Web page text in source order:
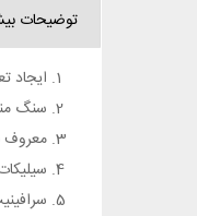
توضیحات
ایجاد
سنگ
معروف